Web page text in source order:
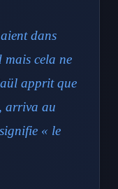
dans
cela ne
apprit que
arriva au
« le